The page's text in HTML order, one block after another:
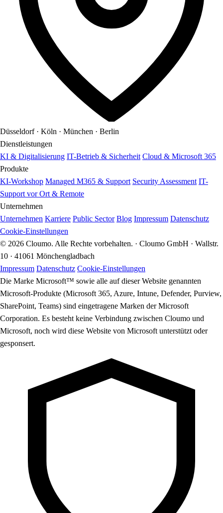
Düsseldorf · Köln · München · Berlin
Dienstleistungen
KI & Digitalisierung IT-Betrieb & Sicherheit Cloud & Microsoft 365
Produkte
KI-Workshop Managed M365 & Support Security Assessment IT-
Support vor Ort & Remote
Unternehmen
Unternehmen Karriere Public Sector Blog Impressum Datenschutz
Cookie-Einstellungen
© 2026 Cloumo. Alle Rechte vorbehalten. · Cloumo GmbH · Wallstr.
10 · 41061 Mönchengladbach
Impressum Datenschutz Cookie-Einstellungen
Die Marke Microsoft™ sowie alle auf dieser Website genannten
Microsoft-Produkte (Microsoft 365, Azure, Intune, Defender, Purview,
SharePoint, Teams) sind eingetragene Marken der Microsoft
Corporation. Es besteht keine Verbindung zwischen Cloumo und
Microsoft, noch wird diese Website von Microsoft unterstützt oder
gesponsert.